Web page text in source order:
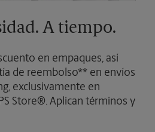
A tiempo.
en empaques, así
de reembolso** en envíos
exclusivamente en
Store®. Aplican términos y